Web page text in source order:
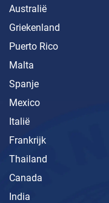
Australië
Griekenland
Puerto Rico
Malta
Spanje
Mexico
Italië
Frankrijk
Thailand
Canada
India